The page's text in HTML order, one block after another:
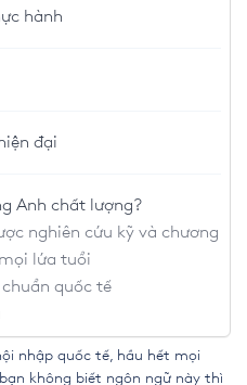
hành
đại
Anh chất lượng?
nghiên cứu kỹ và chương
lứa tuổi
quốc tế
nhập quốc tế, hầu hết mọi
không biết ngôn ngữ này thì